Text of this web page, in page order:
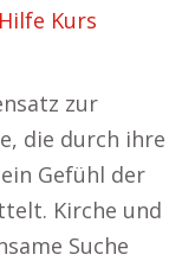
Kurs
zur
die durch ihre
Gefühl der
Kirche und
Suche